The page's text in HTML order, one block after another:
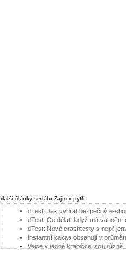
další články seriálu Zajíc v pytli
dTest: Jak vybrat bezpečný e-
dTest: Co dělat, když má vánoční
dTest: Nové crashtesty s
Instantní kakaa obsahují v
Vejce v jedné krabičce jsou různě